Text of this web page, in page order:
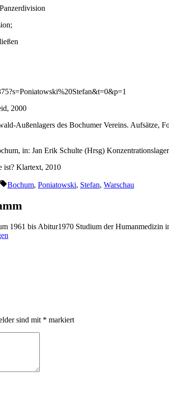
2000
Außenlagers des Bochumer Vereins.
in: Jan Erik Schulte (Hrsg)
ist? Klartext, 2010
Schlagwörter:
Bochum, Poniatowski, Stefan, Warschau
1961 bis Abitur1970 Studium der
sind mit * markiert